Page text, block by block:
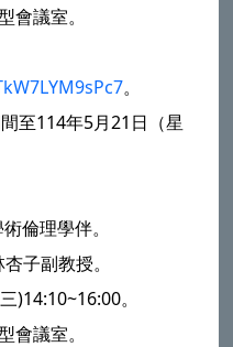
會議室。
。
至114年5月21日（星
倫理學伴。
子副教授。
)14:10~16:00。
會議室。